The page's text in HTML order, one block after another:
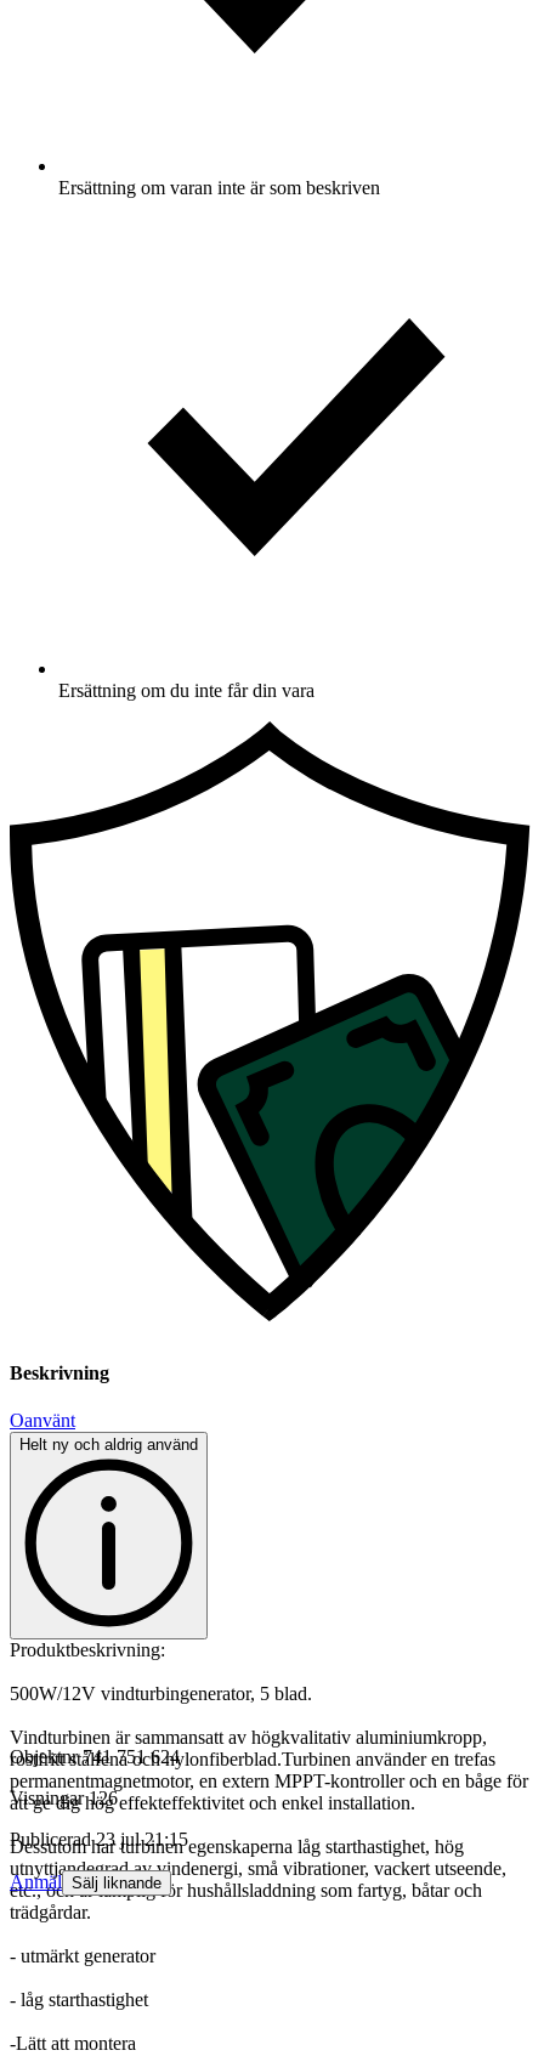
Ersättning om varan inte är som beskriven
Ersättning om du inte får din vara
Beskrivning
Oanvänt
Helt ny och aldrig använd
Produktbeskrivning:
500W/12V vindturbingenerator, 5 blad.
Vindturbinen är sammansatt av högkvalitativ aluminiumkropp,
rostfritt stålfena och nylonfiberblad.Turbinen använder en trefas
permanentmagnetmotor, en extern MPPT-kontroller och en båge för
att ge dig hög effekteffektivitet och enkel installation.
Dessutom har turbinen egenskaperna låg starthastighet, hög
utnyttjandegrad av vindenergi, små vibrationer, vackert utseende,
etc., och är lämplig för hushållsladdning som fartyg, båtar och
trädgårdar.
- utmärkt generator
- låg starthastighet
-Lätt att montera
Objektnr 741 751 624
Visningar 126
Publicerad 23 jul 21:15
Anmäl Sälj liknande